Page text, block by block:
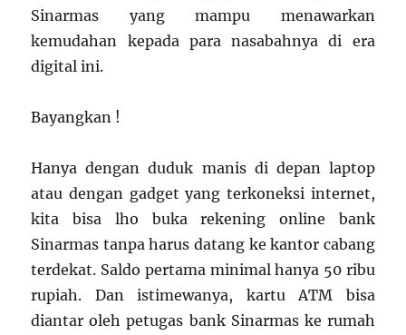
Sinarmas yang mampu menawarkan
kemudahan kepada para nasabahnya di era
digital ini.
Bayangkan !
Hanya dengan duduk manis di depan laptop
atau dengan gadget yang terkoneksi internet,
kita bisa lho buka rekening online bank
Sinarmas tanpa harus datang ke kantor cabang
terdekat. Saldo pertama minimal hanya 50 ribu
rupiah. Dan istimewanya, kartu ATM bisa
diantar oleh petugas bank Sinarmas ke rumah